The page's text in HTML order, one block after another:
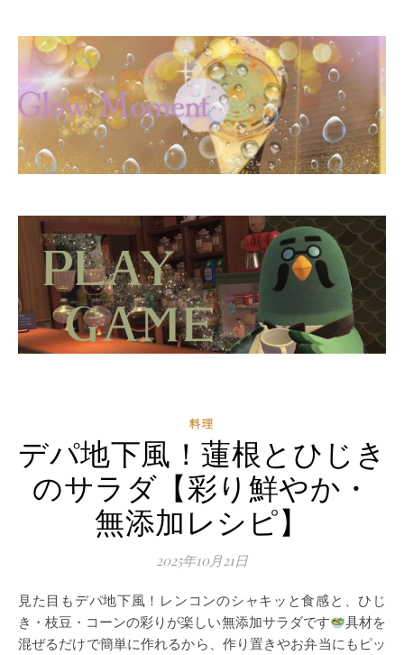
料理
デパ地下風！蓮根とひじき
のサラダ【彩り鮮やか・
無添加レシピ】
2025年10月21日
見た目もデパ地下風！レンコンのシャキッと食感と、ひじ
き・枝豆・コーンの彩りが楽しい無添加サラダです
具材を
混ぜるだけで簡単に作れるから、作り置きやお弁当にもピッ